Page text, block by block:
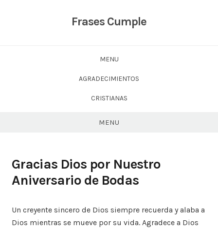
Frases Cumple
MENU
AGRADECIMIENTOS
CRISTIANAS
MENU
Gracias Dios por Nuestro
Aniversario de Bodas
Un creyente sincero de Dios siempre recuerda y alaba a
Dios mientras se mueve por su vida. Agradece a Dios